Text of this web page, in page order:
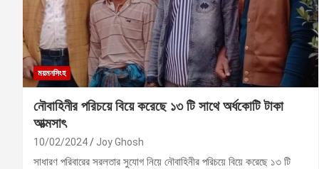
ময়মনসিংহ
নৌবাহিনীর পরিচয়ে বিয়ে করেছে ১৩ টি সাথে অর্ধকোটি টাকা
আত্মসাৎ
10/02/2024 Joy Ghosh
সাধারণ পরিবারের সরলতার সুযোগ নিয়ে নৌবাহিনীর পরিচয়ে বিয়ে করেছে ১৩ টি